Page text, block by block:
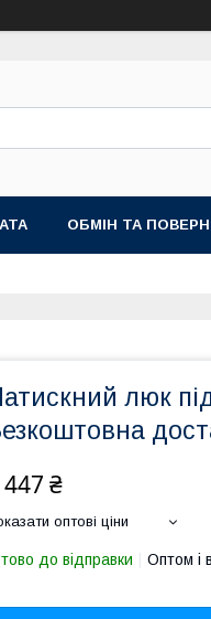
ОБМІН ТА
люк
447 ₴
оптові ціни
до відправки Оптом і